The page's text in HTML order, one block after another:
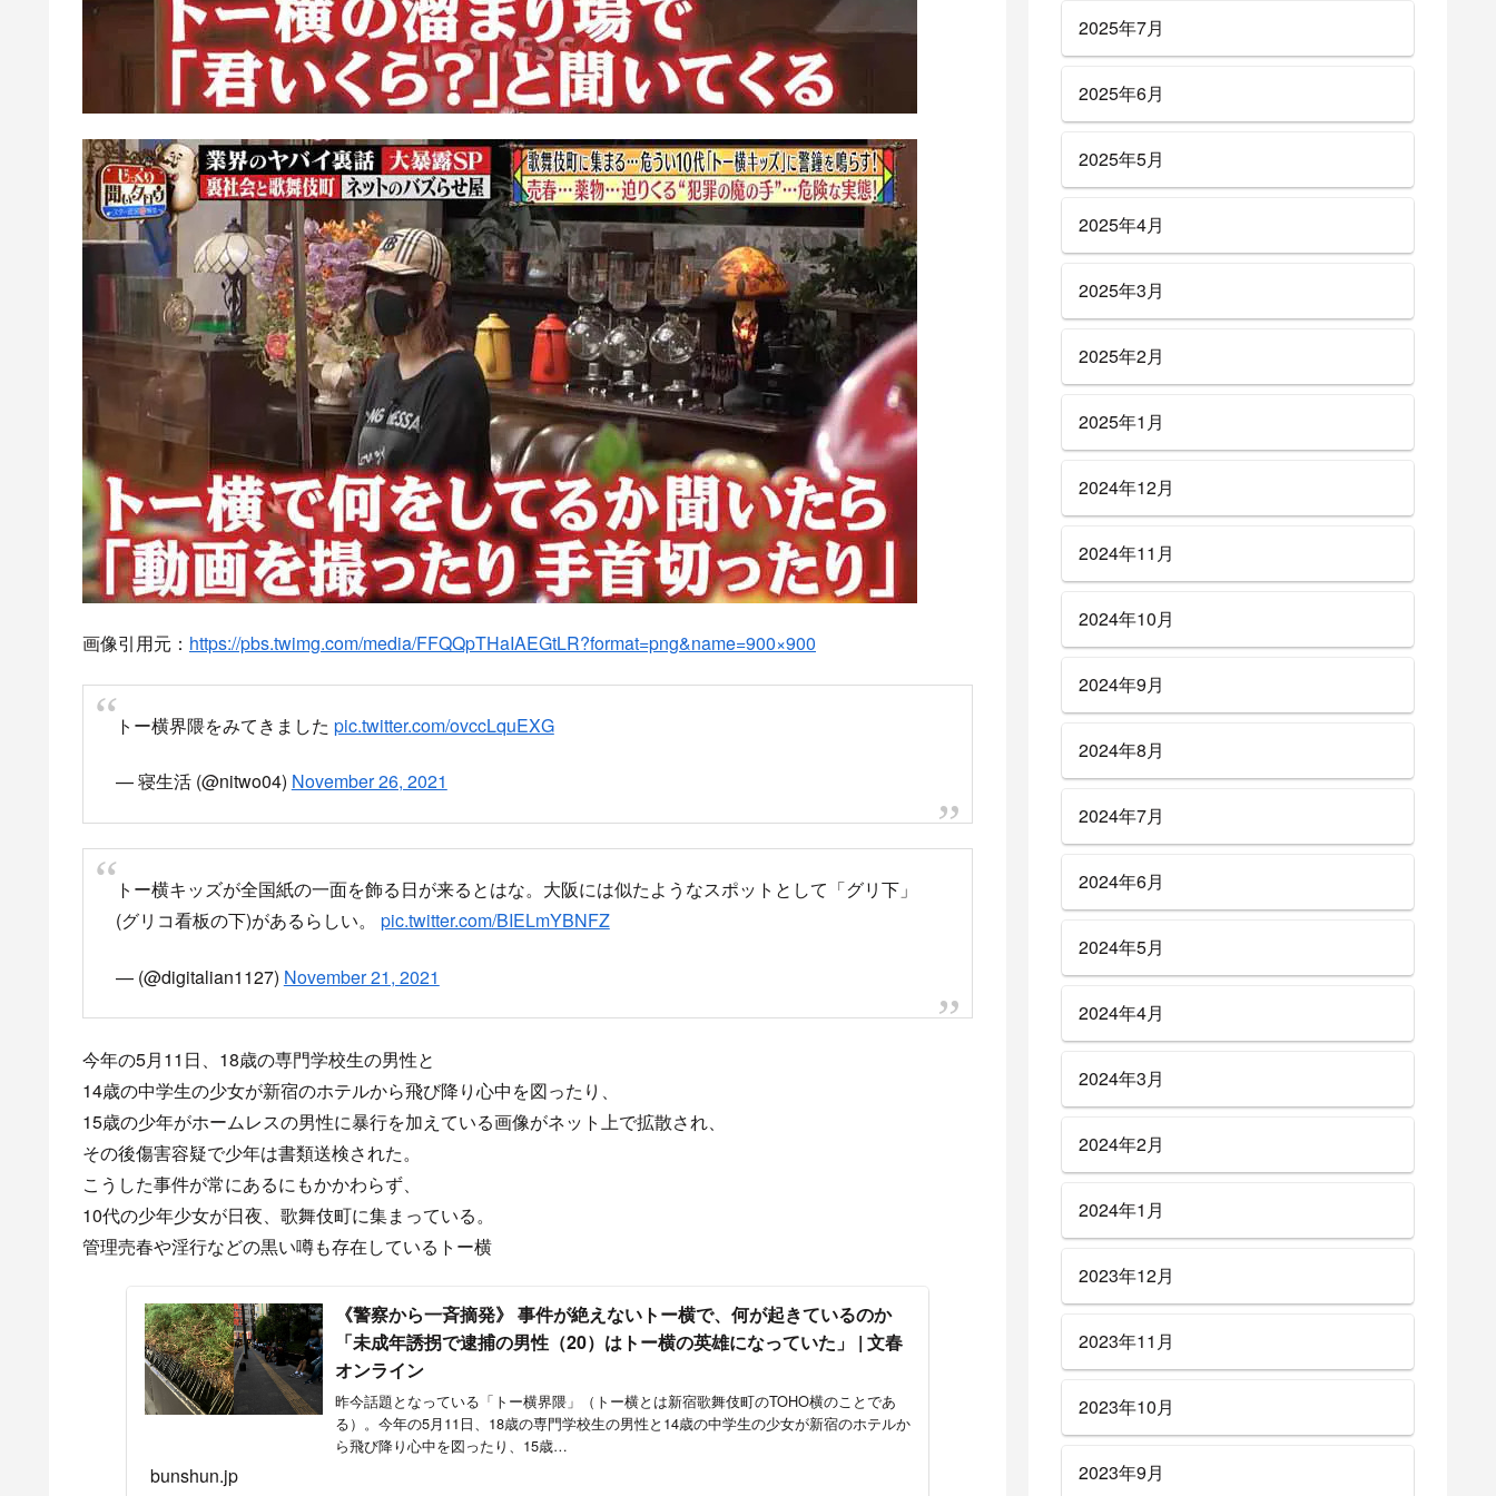
画像引用元： https://pbs.twimg.com/media/FFQQpTHaIAEGtLR?format=png&name=900×900
トー横界隈をみてきました pic.twitter.com/ovccLquEXG
— 寝生活 (@nitwo04)November 26, 2021
トー横キッズが全国紙の一面を飾る日が来るとはな。大阪には似たようなスポットとして「グリ下」
今年の5月11日、18歳の専門学校生の男性と
14歳の中学生の少女が新宿のホテルから飛び降り心中を図ったり、
15歳の少年がホームレスの男性に暴行を加えている画像がネット上で拡散され、
その後傷害容疑で少年は書類送検された。
こうした事件が常にあるにもかかわらず、
10代の少年少女が日夜、歌舞伎町に集まっている。
《警察から一斉摘発》 事件が絶えないトー横で、何が起きているのか
「未成年誘拐で逮捕の男性（20）はトー横の英雄になっていた」 | 文春
オンライン
昨今話題となっている「トー横界隈」（トー横とは新宿歌舞伎町のTOHO横のことであ
る）。今年の5月11日、18歳の専門学校生の男性と14歳の中学生の少女が新宿のホテルか
2025年7月
2025年6月
2025年5月
2025年4月
2025年3月
2025年2月
2025年1月
2024年12月
2024年11月
2024年10月
2024年9月
2024年8月
2024年7月
2024年6月
2024年5月
2024年4月
2024年3月
2024年2月
2024年1月
2023年12月
2023年11月
2023年10月
2023年9月